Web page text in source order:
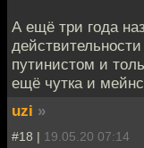
А ещё три года
путинистом и
ещё чутка и
uzi »
#18 | 19.05.20 07:14